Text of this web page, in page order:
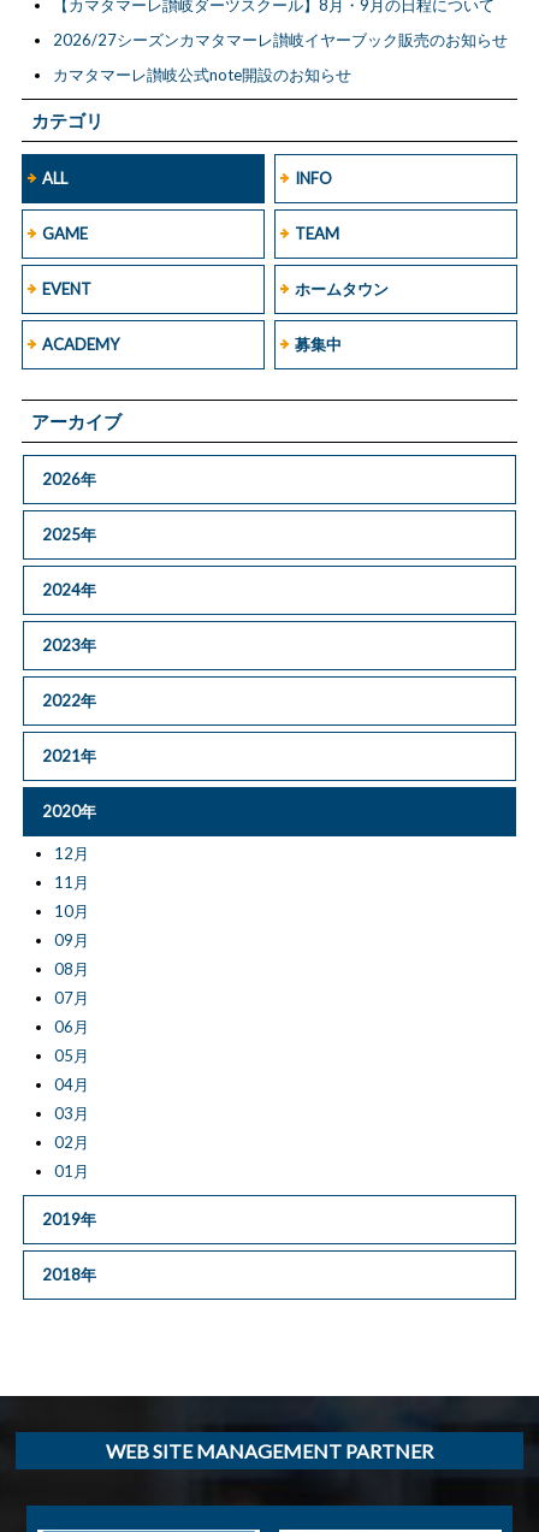
カテゴリ
ALL INFO
GAME TEAM
EVENT ホームタウン
ACADEMY 募集中
アーカイブ
2026年
2025年
2024年
2023年
2022年
2021年
2020年
12月
11月
10月
09月
08月
07月
06月
05月
04月
03月
02月
01月
2019年
2018年
【カマタマーレ讃岐ダーツスクール】8月・9月の日程について
2026/27シーズンカマタマーレ讃岐イヤーブック販売のお知らせ
カマタマーレ讃岐公式note開設のお知らせ
WEB SITE MANAGEMENT PARTNER